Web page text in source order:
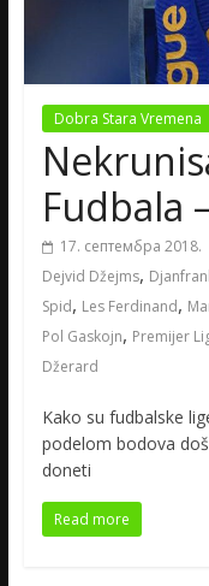
Dobra Stara Vremena
Fudbala
17. септембра 2018.
Dejvid Džejms,
Spid, Les Ferdinand,
Pol Gaskojn, Premijer
Džerard
Kako su fudbalske
podelom bodova
doneti
Read more